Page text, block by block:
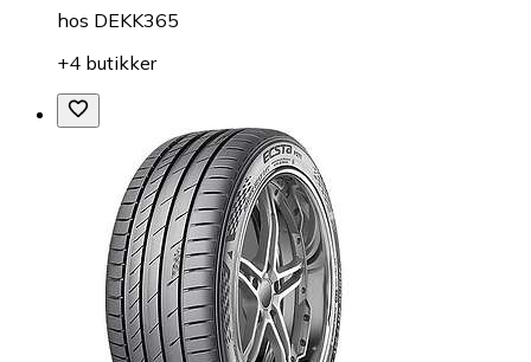
hos DEKK365
+4 butikker